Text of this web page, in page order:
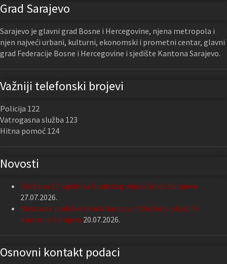
Grad Sarajevo
Sarajevo je glavni grad Bosne i Hercegovine, njena metropola i
njen najveći urbani, kulturni, ekonomski i prometni centar, glavni
grad Federacije Bosne i Hercegovine i sjedište Kantona Sarajevo.
Važniji telefonski brojevi
Policija 122
Vatrogasna služba 123
Hitna pomoć 124
Novosti
Održana 13. sjednica Gradskog vijeća Grada Sarajeva
27.07.2026.
Nastavak podrške Grada Sarajeva Udruženju slijepih
Kantona Sarajevo 20.07.2026.
Osnovni kontakt podaci